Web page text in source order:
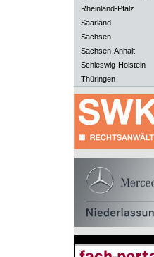
Rheinland-Pfalz
Saarland
Sachsen
Sachsen-Anhalt
Schleswig-Holstein
Thüringen